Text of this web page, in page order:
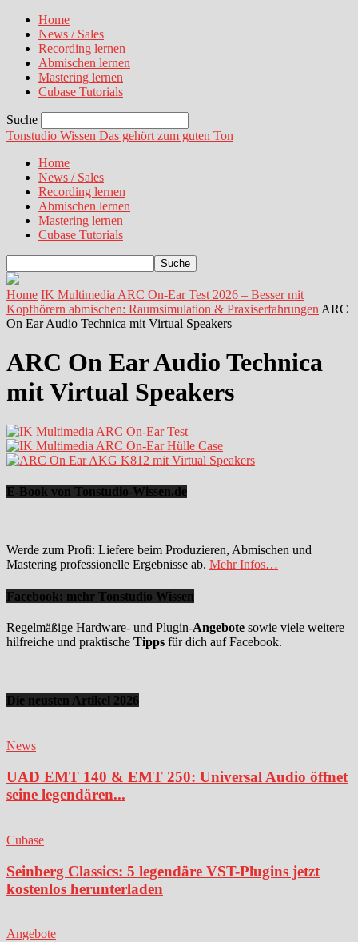
Home
News / Sales
Recording lernen
Abmischen lernen
Mastering lernen
Cubase Tutorials
Suche
Tonstudio Wissen Das gehört zum guten Ton
Home
News / Sales
Recording lernen
Abmischen lernen
Mastering lernen
Cubase Tutorials
Home IK Multimedia ARC On‑Ear Test 2026 – Besser mit
Kopfhörern abmischen: Raumsimulation & Praxiserfahrungen ARC
On Ear Audio Technica mit Virtual Speakers
ARC On Ear Audio Technica
mit Virtual Speakers
E-Book von Tonstudio-Wissen.de
Werde zum Profi: Liefere beim Produzieren, Abmischen und
Mastering professionelle Ergebnisse ab. Mehr Infos…
Facebook: mehr Tonstudio Wissen
Regelmäßige Hardware- und Plugin-Angebote sowie viele weitere
hilfreiche und praktische Tipps für dich auf Facebook.
Die neusten Artikel 2026
News
UAD EMT 140 & EMT 250: Universal Audio öffnet
seine legendären...
Cubase
Seinberg Classics: 5 legendäre VST-Plugins jetzt
kostenlos herunterladen
Angebote